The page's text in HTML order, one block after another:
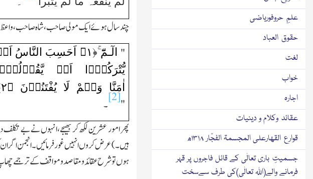
چند سال ہوئے ایك مولی صاحب،شاہ صاحب،واعظ
" الٓـمّٓ ۚ﴿۱﴾ اَحَسِبَ النَّاسُ
یُّتْرَکُوۡۤا اَنۡ
اٰمَنَّا وَہُمْ لَا یُفْتَنُوۡنَ ﴿۲
"
[2]۔
پھر امور عشرین لکھ کر بھیجے،انہوں نے بے
ہیں۔)عرض کروں انہیں غور فرمائیں۔انجمن اگر ان
ہوں تو شرح عقائد ومقاصد و مواقف کے ترجمے چھاپ
علمِ حروفوریاضی
حقوق العباد
لغت
خواب
اجارہ
عقائد وکلام و دینیات
قوارع القھارعلی المجسمۃ الفجّار ۱۳۱۸ھ
جسمیتِ باری تعالٰی کے قائل فاجروں پر قہر
فرمانے والے(اﷲ تعالٰی)کی طرف سےسخت